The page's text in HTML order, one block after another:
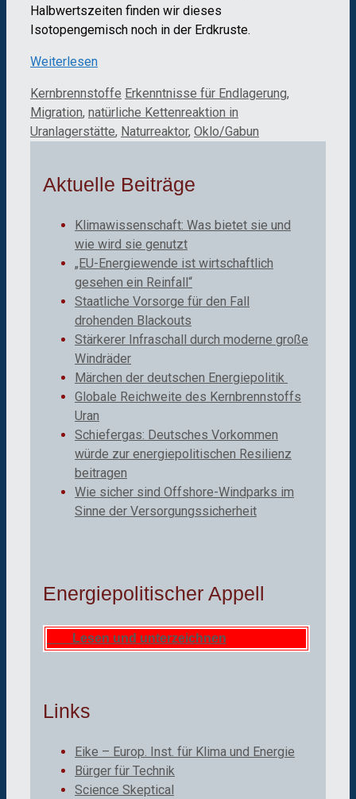
Halbwertszeiten finden wir dieses
Isotopengemisch noch in der Erdkruste.
Weiterlesen
Kategorien
Kernbrennstoffe Schlagwörter
Erkenntnisse für Endlagerung,
Migration, natürliche Kettenreaktion in
Uranlagerstätte, Naturreaktor, Oklo/Gabun
Aktuelle Beiträge
Klimawissenschaft: Was bietet sie und
wie wird sie genutzt
„EU-Energiewende ist wirtschaftlich
gesehen ein Reinfall“
Staatliche Vorsorge für den Fall
drohenden Blackouts
Stärkerer Infraschall durch moderne große
Windräder
Märchen der deutschen Energiepolitik
Globale Reichweite des Kernbrennstoffs
Uran
Schiefergas: Deutsches Vorkommen
würde zur energiepolitischen Resilienz
beitragen
Wie sicher sind Offshore-Windparks im
Sinne der Versorgungssicherheit
Energiepolitischer Appell
Lesen und unterzeichnen
Links
Eike – Europ. Inst. für Klima und Energie
Bürger für Technik
Science Skeptical